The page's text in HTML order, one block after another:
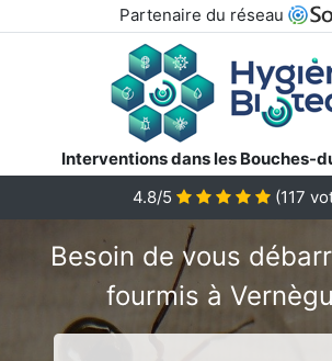
Partenaire du réseau
Interventions dans les Bouches-
4.8/5 (117
Besoin de vous
fourmis à